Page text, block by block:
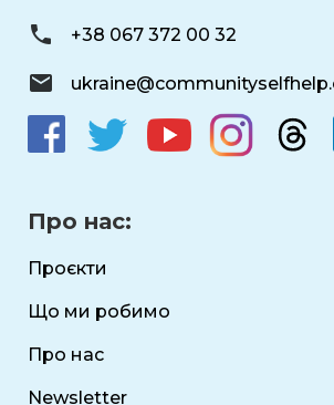
+38 067 372 00 32
Про нас:
Проєкти
Що ми робимо
Про нас
Newsletter